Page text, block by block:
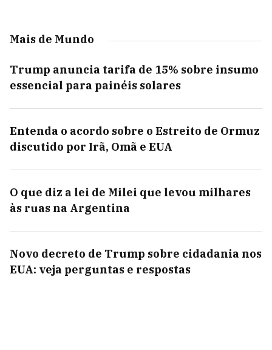
Mais de Mundo
Trump anuncia tarifa de 15% sobre insumo
essencial para painéis solares
Entenda o acordo sobre o Estreito de Ormuz
discutido por Irã, Omã e EUA
O que diz a lei de Milei que levou milhares
às ruas na Argentina
Novo decreto de Trump sobre cidadania nos
EUA: veja perguntas e respostas